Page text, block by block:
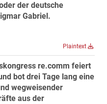
der deutsche
Gabriel.
Plaintext
re.comm feiert
bot drei Tage lang eine
wegweisender
aus der